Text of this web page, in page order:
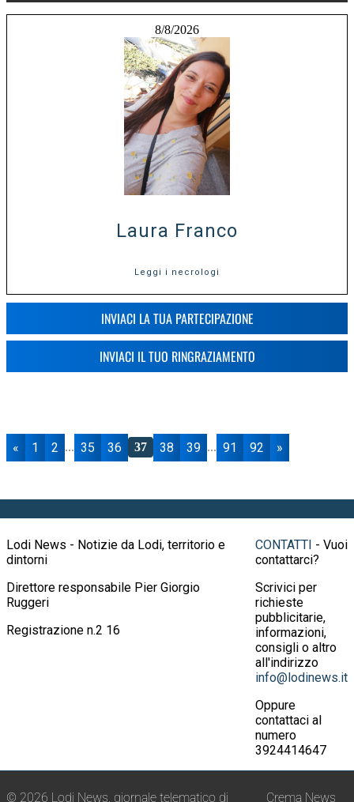
8/8/2026
Laura Franco
Leggi i necrologi
INVIACI LA TUA PARTECIPAZIONE
INVIACI IL TUO RINGRAZIAMENTO
« 1 2 ... 35 36 37 38 39 ... 91 92 »
Lodi News - Notizie da Lodi, territorio e
dintorni
Direttore responsabile Pier Giorgio
Ruggeri
Registrazione n.2 16
CONTATTI - Vuoi
contattarci?
Scrivici per
richieste
pubblicitarie,
informazioni,
consigli o altro
all'indirizzo
info@lodinews.it
Oppure
contattaci al
numero
3924414647
© 2026 Lodi News, giornale telematico di Crema News